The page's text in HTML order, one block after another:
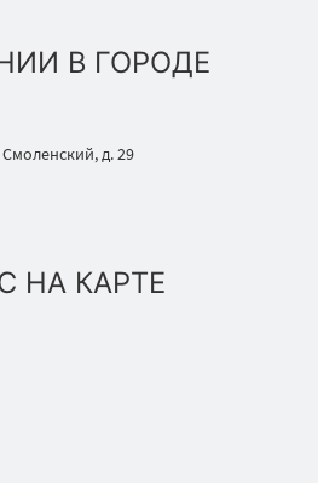
В ГОРОДЕ
Смоленский, д. 29
НА КАРТЕ